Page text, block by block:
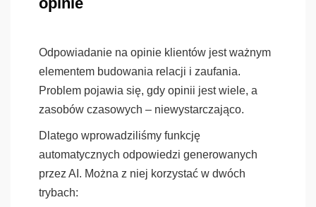
Odpowiadanie na opinie klientów jest ważnym
elementem budowania relacji i zaufania.
Problem pojawia się, gdy opinii jest wiele, a
zasobów czasowych – niewystarczająco.
Dlatego wprowadziliśmy funkcję
automatycznych odpowiedzi generowanych
przez AI. Można z niej korzystać w dwóch
trybach: